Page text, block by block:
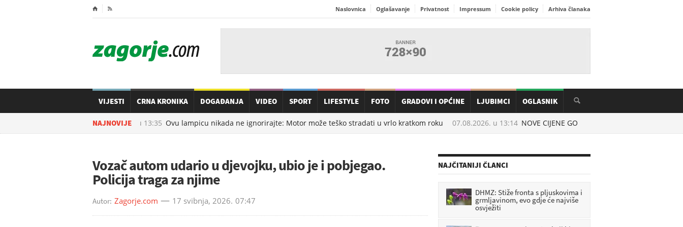
⌂  Naslovnica Oglašavanje Privatnost Impressum Cookie policy Arhiva članaka
VIJESTI CRNA KRONIKA DOGAĐANJA VIDEO SPORT LIFESTYLE FOTO GRADOVI I OPĆINE LJUBIMCI OGLASNIK
NAJNOVIJE
07.08.2026. u 13:35 Ovu lampicu nikada ne ignorirajte: Motor može teško stradati u vrlo kratkom roku 07.08.2026. u13:14 NOVE CIJENE GORIVA: Neki će točiti jeftinje, a
Vozač autom udario u djevojku, ubio je i pobjegao.
Policija traga za njime
Autor: Zagorje.com 17 svibnja, 2026. 07:47
NAJČITANIJI ČLANCI
DHMZ: Stiže fronta s pljuskovima i
grmljavinom, evo gdje će najviše
osvježiti